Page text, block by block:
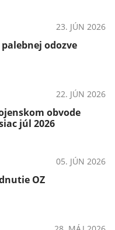
23. JÚN 2026
odozve
22. JÚN 2026
obvode
júl 2026
05. JÚN 2026
OZ